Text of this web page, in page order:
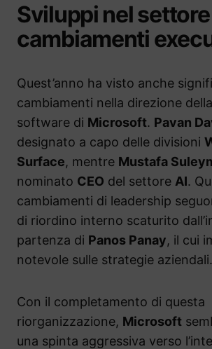
Sviluppi nel settore
cambiamenti
Quest’anno ha visto anche
cambiamenti nella direzione
software di Microsoft. Pavan
designato a capo delle divisioni
Surface, mentre Mustafa
nominato CEO del settore AI.
cambiamenti di leadership
di riordino interno scaturito
partenza di Panos Panay, il cui
notevole sulle strategie aziendali.
Con il completamento di questa
riorganizzazione, Microsoft
una spinta aggressiva verso